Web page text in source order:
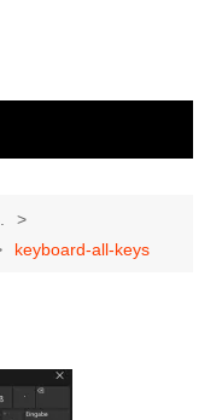
keyboard-all-keys